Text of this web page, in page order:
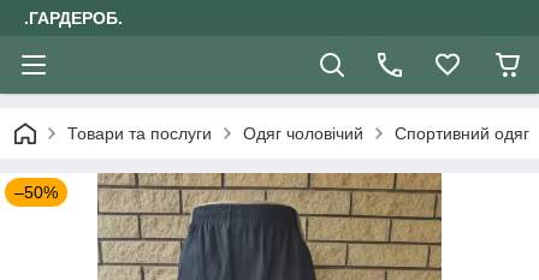
.ГАРДЕРОБ.
Товари та послуги Одяг чоловічий Спортивний одяг
–50%